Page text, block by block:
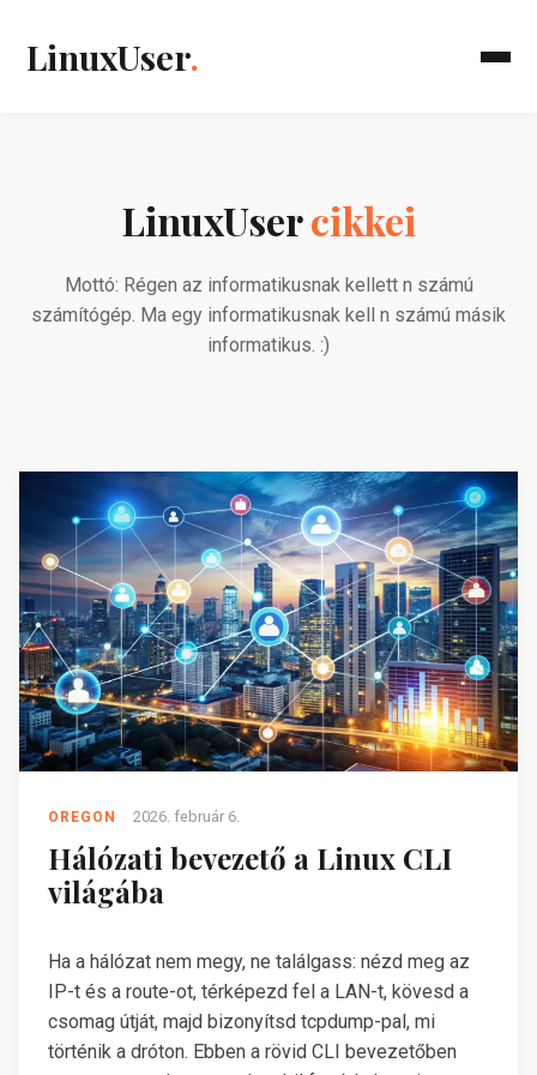
LinuxUser.
LinuxUsercikkei
Mottó: Régen az informatikusnak kellett n számú
számítógép. Ma egy informatikusnak kell n számú másik
informatikus. :)
OREGON 2026. február 6.
Hálózati bevezető a Linux CLI
világába
Ha a hálózat nem megy, ne találgass: nézd meg az
IP-t és a route-ot, térképezd fel a LAN-t, kövesd a
csomag útját, majd bizonyítsd tcpdump-pal, mi
történik a dróton. Ebben a rövid CLI bevezetőben